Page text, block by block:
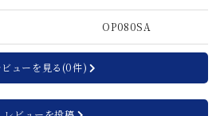
OP080SA
ビューを見る(0件)